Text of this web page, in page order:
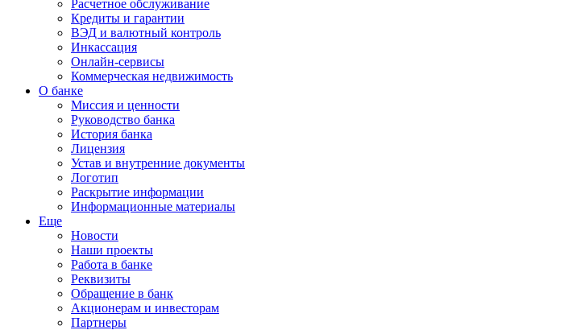
Расчетное обслуживание
Кредиты и гарантии
ВЭД и валютный контроль
Инкассация
Онлайн-сервисы
Коммерческая недвижимость
О банке
Миссия и ценности
Руководство банка
История банка
Лицензия
Устав и внутренние документы
Логотип
Раскрытие информации
Информационные материалы
Еще
Новости
Наши проекты
Работа в банке
Реквизиты
Обращение в банк
Акционерам и инвесторам
Партнеры